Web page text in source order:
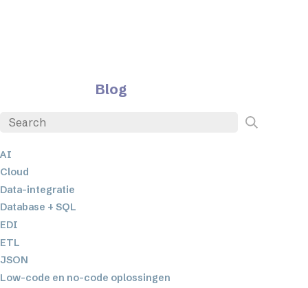
Blog
AI
Cloud
Data-integratie
Database + SQL
EDI
ETL
JSON
Low-code en no-code oplossingen